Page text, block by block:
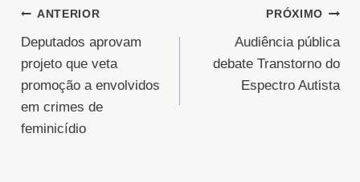
Navegação
de
Post
ANTERIOR
Deputados aprovam
projeto que veta
promoção a envolvidos
em crimes de
feminicídio
PRÓXIMO
Audiência pública
debate Transtorno do
Espectro Autista